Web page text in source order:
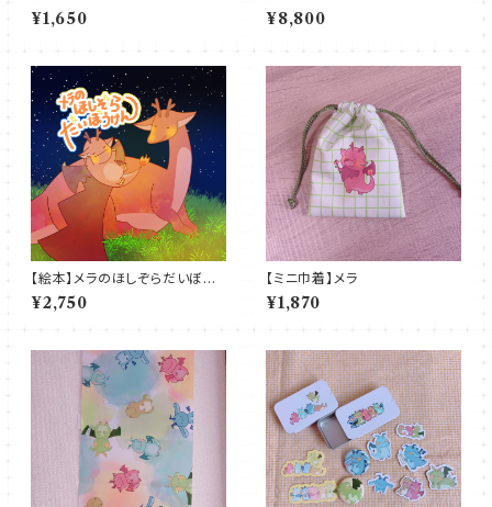
んなのカレンダー～2026～
¥1,650
ゴン（お手紙付き）
¥8,800
【絵本】メラのほしぞらだいぼう
けん
¥2,750
【ミニ巾着】メラ
¥1,870